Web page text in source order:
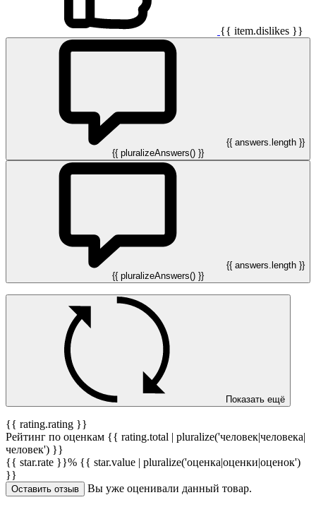
{{ item.dislikes }}
{{ answers.length }}
{{ pluralizeAnswers() }}
{{ answers.length }}
{{ pluralizeAnswers() }}
Показать ещё
{{ rating.rating }}
Рейтинг по оценкам {{ rating.total | pluralize('человек|человека|
человек') }}
{{ star.rate }}% {{ star.value | pluralize('оценка|оценки|оценок')
}}
Оставить отзыв Вы уже оценивали данный товар.